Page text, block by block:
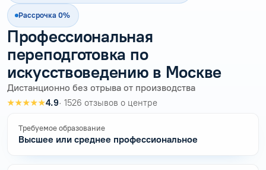
Рассрочка 0%
Профессиональная
переподготовка по
искусствоведению в Москве
Дистанционно без отрыва от производства
★★★★★4.9· 1526 отзывов о центре
Требуемое образование
Высшее или среднее профессиональное